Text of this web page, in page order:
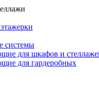
системы
для шкафов и
для гардеробных